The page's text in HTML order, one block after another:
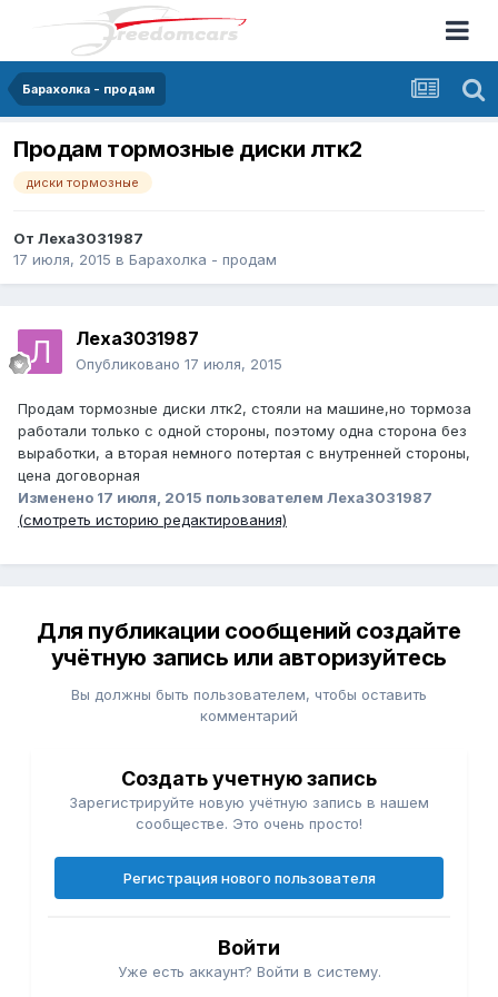
Барахолка - продам
Продам тормозные диски лтк2
диски тормозные
От Леха3031987
17 июля, 2015 в Барахолка - продам
Леха3031987
Опубликовано 17 июля, 2015
Продам тормозные диски лтк2, стояли на машине,но тормоза
работали только с одной стороны, поэтому одна сторона без
выработки, а вторая немного потертая с внутренней стороны,
цена договорная
Изменено 17 июля, 2015 пользователем Леха3031987
(смотреть историю редактирования)
Для публикации сообщений создайте
учётную запись или авторизуйтесь
Вы должны быть пользователем, чтобы оставить
комментарий
Создать учетную запись
Зарегистрируйте новую учётную запись в нашем
сообществе. Это очень просто!
Регистрация нового пользователя
Войти
Уже есть аккаунт? Войти в систему.